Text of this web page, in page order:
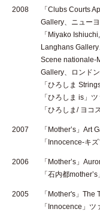
2008
「Clubs Courts
Gallery、ニュー
「Miyako
Langhans
Scene
Gallery、ロンド
「ひろしま
「ひろしま is」
「ひろしま/ ヨコ
2007
「Mother’s」Art
「Innocence-キ
2006
「Mother’s」
「石内都
2005
「Mother's」The
「Innocence」